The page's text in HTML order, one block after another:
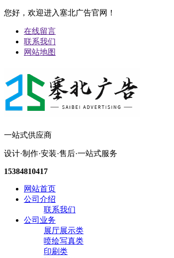
您好，欢迎进入塞北广告官网！
在线留言
联系我们
网站地图
一站式供应商
设计·制作·安装·售后·一站式服务
15384810417
网站首页
公司介绍
联系我们
公司业务
展厅展示类
喷绘写真类
印刷类